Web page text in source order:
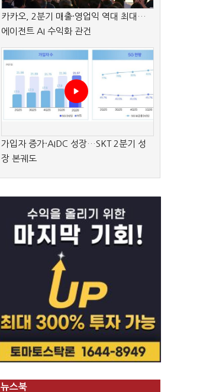
카카오, 2분기 매출·영업익 역대 최대…
에이전트 AI 수익화 관건
가입자 증가·AIDC 성장…SKT 2분기 성
장 본궤도
뉴스북